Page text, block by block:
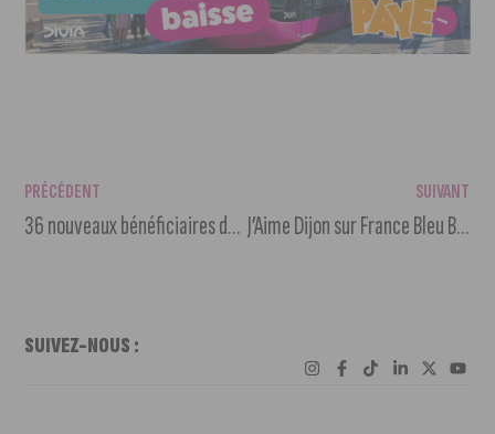
PRÉCÉDENT
36 nouveaux bénéficiaires de la marque « Savoir-faire 100 % Côte-d’Or »
SUIVANT
J’Aime Dijon sur France Bleu Bourgogne : « Dijon, la vivante ! »
SUIVEZ-NOUS :